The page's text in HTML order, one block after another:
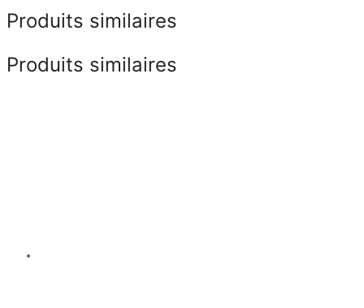
Produits similaires
Produits similaires